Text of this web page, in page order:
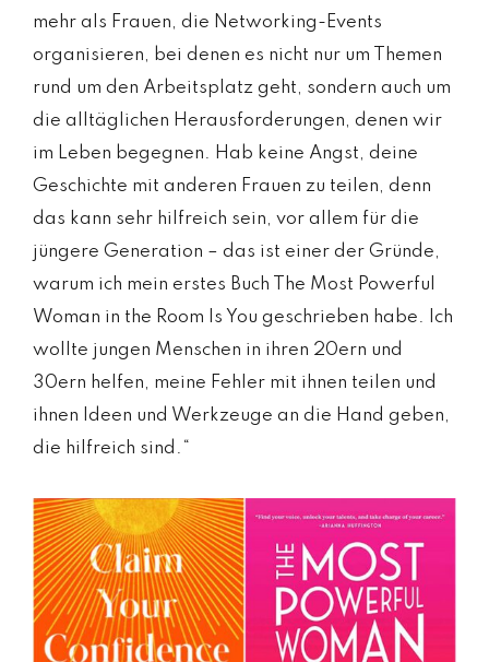
mehr als Frauen, die Networking-Events
organisieren, bei denen es nicht nur um Themen
rund um den Arbeitsplatz geht, sondern auch um
die alltäglichen Herausforderungen, denen wir
im Leben begegnen. Hab keine Angst, deine
Geschichte mit anderen Frauen zu teilen, denn
das kann sehr hilfreich sein, vor allem für die
jüngere Generation – das ist einer der Gründe,
warum ich mein erstes Buch The Most Powerful
Woman in the Room Is You geschrieben habe. Ich
wollte jungen Menschen in ihren 20ern und
30ern helfen, meine Fehler mit ihnen teilen und
ihnen Ideen und Werkzeuge an die Hand geben,
die hilfreich sind.“